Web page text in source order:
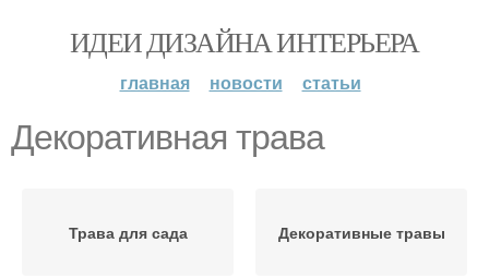
ИДЕИ ДИЗАЙНА ИНТЕРЬЕРА
главная новости статьи
Декоративная трава
Трава для сада Декоративные травы